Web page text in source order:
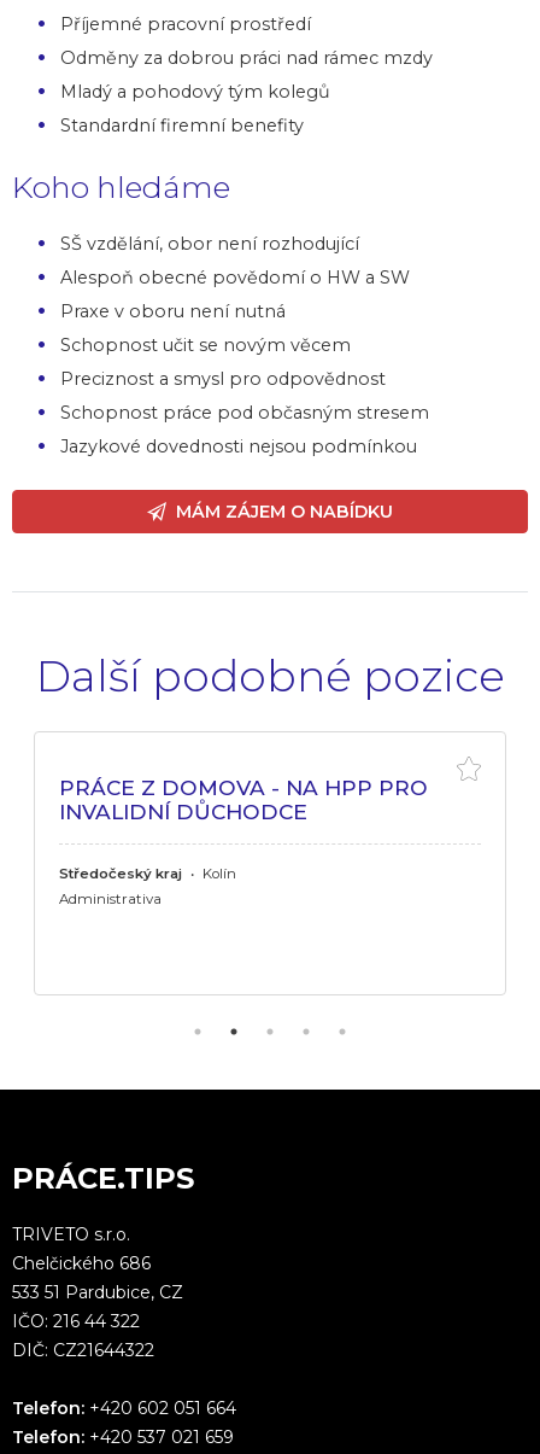
Příjemné pracovní prostředí
Odměny za dobrou práci nad rámec mzdy
Mladý a pohodový tým kolegů
Standardní firemní benefity
Koho hledáme
SŠ vzdělání, obor není rozhodující
Alespoň obecné povědomí o HW a SW
Praxe v oboru není nutná
Schopnost učit se novým věcem
Preciznost a smysl pro odpovědnost
Schopnost práce pod občasným stresem
Jazykové dovednosti nejsou podmínkou
MÁM ZÁJEM O NABÍDKU
Další podobné pozice
PRÁCE Z DOMOVA - NA HPP PRO
INVALIDNÍ DŮCHODCE
Středočeský kraj • Kolín
Administrativa
PRÁCE.TIPS
TRIVETO s.r.o.
Chelčického 686
533 51 Pardubice, CZ
IČO: 216 44 322
DIČ: CZ21644322
Telefon: +420 602 051 664
Telefon: +420 537 021 659